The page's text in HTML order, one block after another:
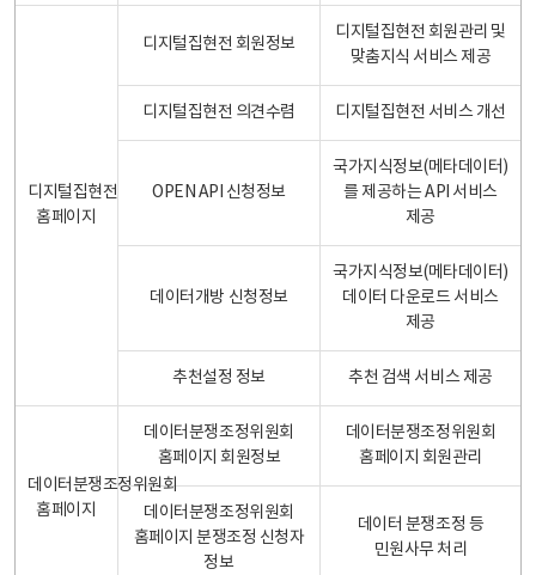
디지털집현전
홈페이지
디지털집현전 회원정보
디지털집현전 회원관리 및
맞춤지식 서비스 제공
디지털집현전 의견수렴 디지털집현전 서비스 개선
OPEN API 신청정보
국가지식정보(메타데이터)
를 제공하는 API 서비스
제공
데이터개방 신청정보
국가지식정보(메타데이터)
데이터 다운로드 서비스
제공
추천설정 정보 추천 검색 서비스 제공
데이터분쟁조정위원회
홈페이지
데이터분쟁조정위원회
홈페이지 회원정보
데이터분쟁조정위원회
홈페이지 회원관리
데이터분쟁조정위원회
홈페이지 분쟁조정 신청자
정보
데이터 분쟁조정 등
민원사무 처리